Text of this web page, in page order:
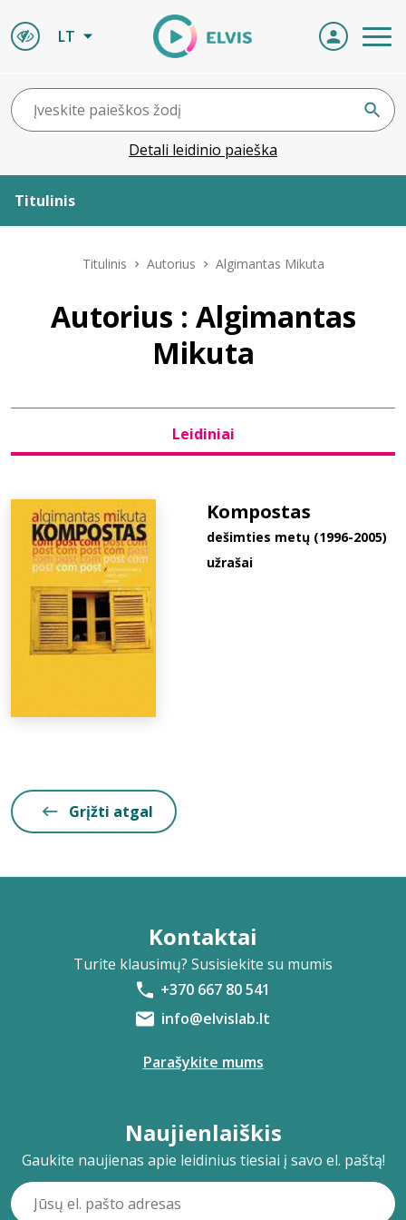
LT
Detali leidinio paieška
Titulinis
Leidiniai
Naujienos
Bibliotekoms
D.U.K.
Titulinis Autorius Algimantas Mikuta
Autorius : Algimantas
Mikuta
Leidiniai
Kompostas
dešimties metų (1996-2005)
užrašai
Grįžti atgal
Kontaktai
Turite klausimų? Susisiekite su mumis
+370 667 80 541
info@elvislab.lt
Parašykite mums
Naujienlaiškis
Gaukite naujienas apie leidinius tiesiai į savo el. paštą!